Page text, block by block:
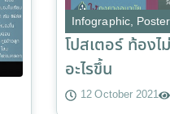
Infographic, Poster
โปสเตอร์ ท้องไ
อะไรขึ้น
12 October 2021